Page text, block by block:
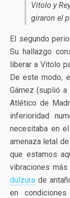
Vitolo y
giraron el
El segundo
Su hallazgo
liberar a Vitolo
De este modo,
Gámez (suplió
Atlético de
inferioridad
necesitaba en
amenaza letal
que estamos
vibraciones
dulzura de
en